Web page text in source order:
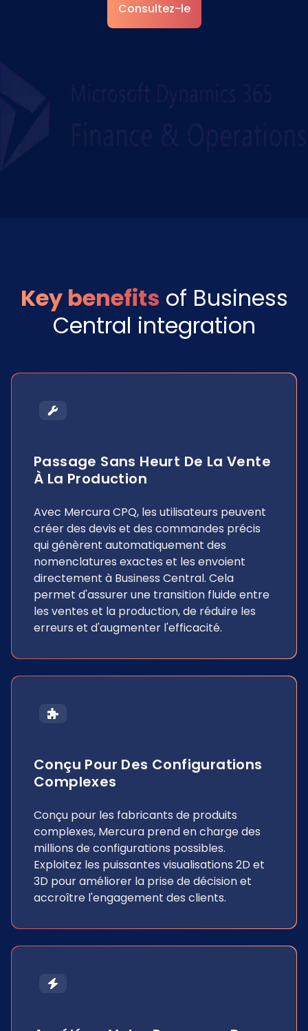
Consultez-le
Key benefits of Business
Central integration
Passage Sans Heurt De La Vente
À La Production
Avec Mercura CPQ, les utilisateurs peuvent
créer des devis et des commandes précis
qui génèrent automatiquement des
nomenclatures exactes et les envoient
directement à Business Central. Cela
permet d'assurer une transition fluide entre
les ventes et la production, de réduire les
erreurs et d'augmenter l'efficacité.
Conçu Pour Des Configurations
Complexes
Conçu pour les fabricants de produits
complexes, Mercura prend en charge des
millions de configurations possibles.
Exploitez les puissantes visualisations 2D et
3D pour améliorer la prise de décision et
accroître l'engagement des clients.